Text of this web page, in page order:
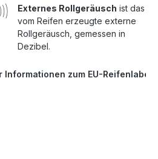
Externes Rollgeräusch ist das
vom Reifen erzeugte externe
Rollgeräusch, gemessen in
Dezibel.
Informationen zum EU-Reifenlabel